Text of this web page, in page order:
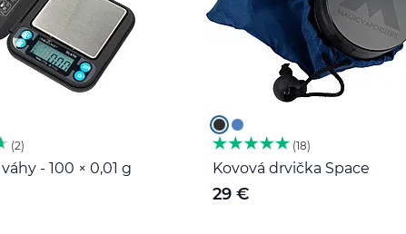
2
- 100 × 0,01 g
18
Kovová drvička Space
29 €